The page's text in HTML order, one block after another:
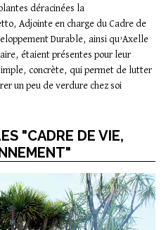
déracinées la
Adjointe en charge du Cadre de
Durable, ainsi qu’Axelle
étaient présentes pour leur
concrète, qui permet de lutter
un peu de verdure chez soi
"CADRE DE VIE,